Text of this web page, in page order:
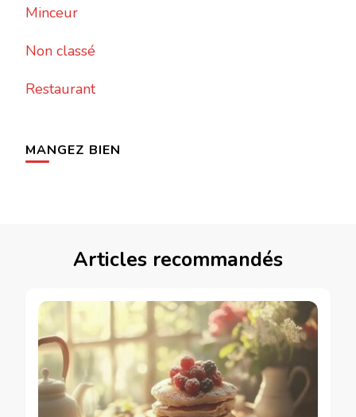
Minceur
Non classé
Restaurant
MANGEZ BIEN
Articles recommandés